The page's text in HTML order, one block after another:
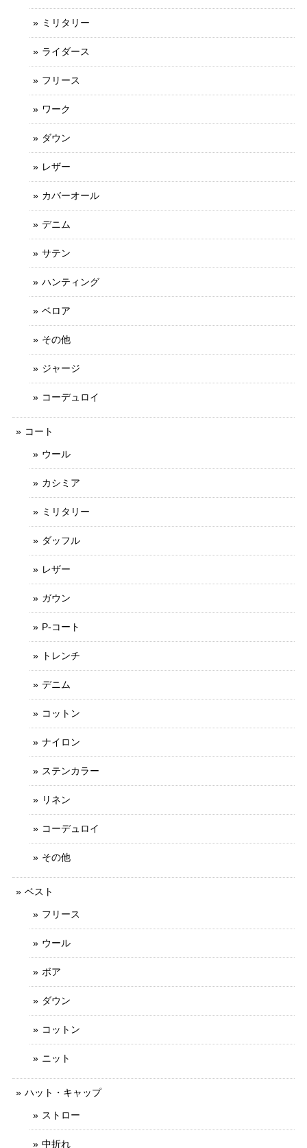
ミリタリー
ライダース
フリース
ワーク
ダウン
レザー
カバーオール
デニム
サテン
ハンティング
ベロア
その他
ジャージ
コーデュロイ
コート
ウール
カシミア
ミリタリー
ダッフル
レザー
ガウン
P-コート
トレンチ
デニム
コットン
ナイロン
ステンカラー
リネン
コーデュロイ
その他
ベスト
フリース
ウール
ボア
ダウン
コットン
ニット
ハット・キャップ
ストロー
中折れ